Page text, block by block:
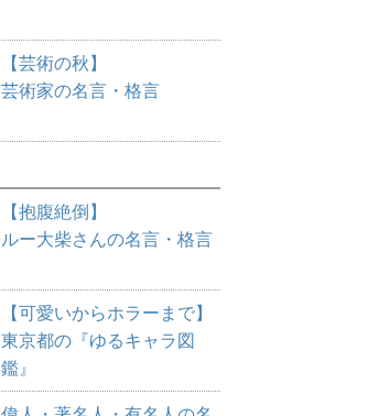
【芸術の秋】
芸術家の名言・格言
【抱腹絶倒】
ルー大柴さんの名言・格言
【可愛いからホラーまで】
東京都の『ゆるキャラ図
鑑』